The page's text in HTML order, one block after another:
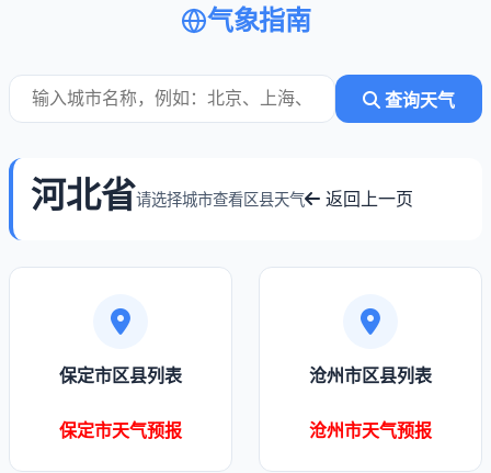
气象指南
查询天气
河北省请选择城市查看区县天气 返回上一页
保定市区县列表
保定市天气预报
沧州市区县列表
沧州市天气预报